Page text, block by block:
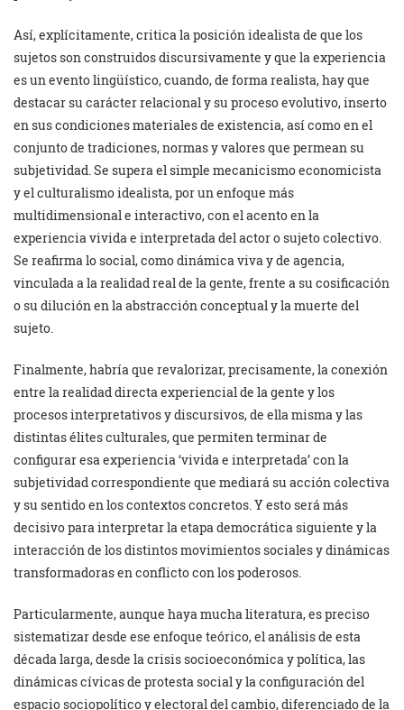
Así, explícitamente, critica la posición idealista de que los
sujetos son construidos discursivamente y que la experiencia
es un evento lingüístico, cuando, de forma realista, hay que
destacar su carácter relacional y su proceso evolutivo, inserto
en sus condiciones materiales de existencia, así como en el
conjunto de tradiciones, normas y valores que permean su
subjetividad. Se supera el simple mecanicismo economicista
y el culturalismo idealista, por un enfoque más
multidimensional e interactivo, con el acento en la
experiencia vivida e interpretada del actor o sujeto colectivo.
Se reafirma lo social, como dinámica viva y de agencia,
vinculada a la realidad real de la gente, frente a su cosificación
o su dilución en la abstracción conceptual y la muerte del
sujeto.
Finalmente, habría que revalorizar, precisamente, la conexión
entre la realidad directa experiencial de la gente y los
procesos interpretativos y discursivos, de ella misma y las
distintas élites culturales, que permiten terminar de
configurar esa experiencia ‘vivida e interpretada’ con la
subjetividad correspondiente que mediará su acción colectiva
y su sentido en los contextos concretos. Y esto será más
decisivo para interpretar la etapa democrática siguiente y la
interacción de los distintos movimientos sociales y dinámicas
transformadoras en conflicto con los poderosos.
Particularmente, aunque haya mucha literatura, es preciso
sistematizar desde ese enfoque teórico, el análisis de esta
década larga, desde la crisis socioeconómica y política, las
dinámicas cívicas de protesta social y la configuración del
espacio sociopolítico y electoral del cambio, diferenciado de la